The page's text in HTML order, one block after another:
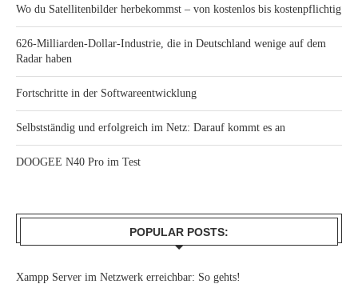
Wo du Satellitenbilder herbekommst – von kostenlos bis kostenpflichtig
626-Milliarden-Dollar-Industrie, die in Deutschland wenige auf dem
Radar haben
Fortschritte in der Softwareentwicklung
Selbstständig und erfolgreich im Netz: Darauf kommt es an
DOOGEE N40 Pro im Test
POPULAR POSTS:
Xampp Server im Netzwerk erreichbar: So gehts!